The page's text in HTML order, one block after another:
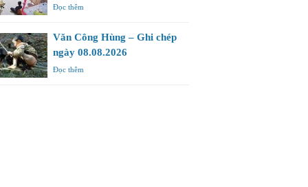
Đọc thêm
Văn Công Hùng – Ghi chép
ngày 08.08.2026
Đọc thêm